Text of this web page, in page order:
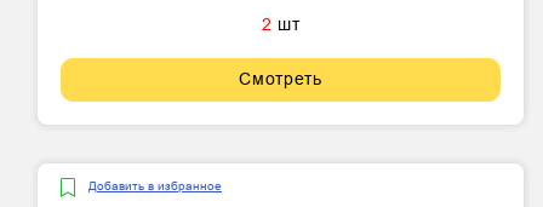
2 шт
Смотреть
Добавить в избранное